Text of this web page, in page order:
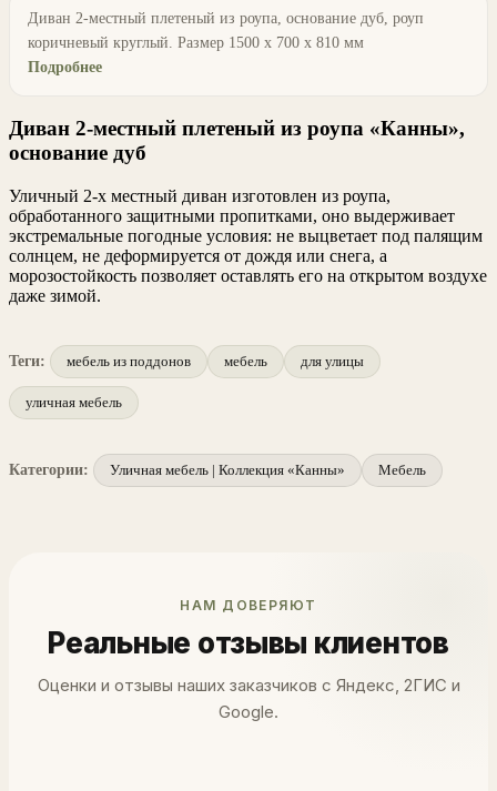
Диван 2-местный плетеный из роупа, основание дуб, роуп
коричневый круглый. Размер 1500 х 700 х 810 мм
Подробнее
Диван 2-местный плетеный из роупа «Канны»,
основание дуб
Уличный 2-х местный диван изготовлен из роупа,
обработанного защитными пропитками, оно выдерживает
экстремальные погодные условия: не выцветает под палящим
солнцем, не деформируется от дождя или снега, а
морозостойкость позволяет оставлять его на открытом воздухе
даже зимой.
Теги: мебель из поддонов мебель для улицы
уличная мебель
Категории: Уличная мебель | Коллекция «Канны» Мебель
НАМ ДОВЕРЯЮТ
Реальные отзывы клиентов
Оценки и отзывы наших заказчиков с Яндекс, 2ГИС и
Google.